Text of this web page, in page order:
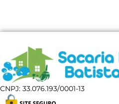
CNPJ: 33.076.193/0001-13